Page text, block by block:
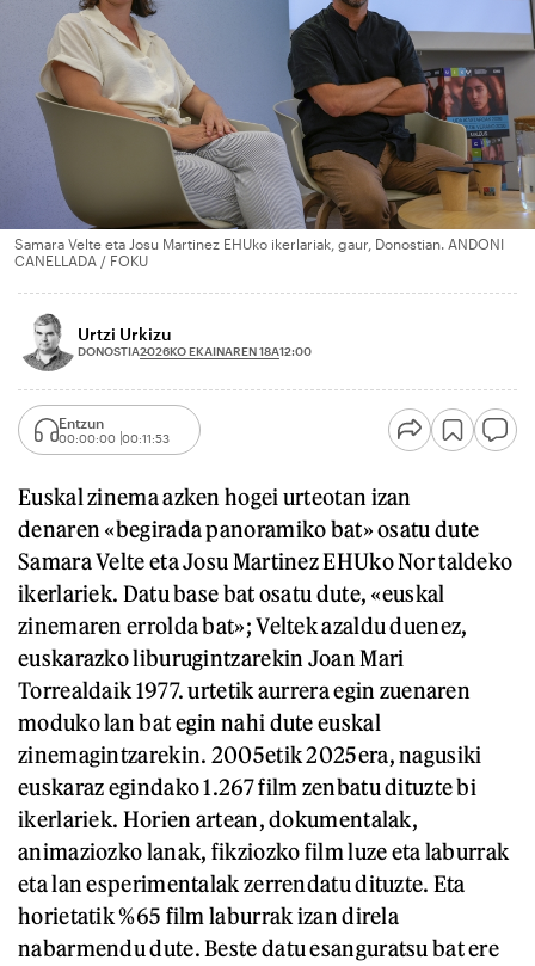
Samara Velte eta Josu Martinez EHUko ikerlariak, gaur, Donostian. ANDONI
CANELLADA / FOKU
Urtzi Urkizu
DONOSTIA2026KO EKAINAREN 18A12:00
Entzun
00:00:00 00:11:53
Euskal zinema azken hogei urteotan izan
denaren «begirada panoramiko bat» osatu dute
Samara Velte eta Josu Martinez EHUko Nor taldeko
ikerlariek. Datu base bat osatu dute, «euskal
zinemaren errolda bat»; Veltek azaldu duenez,
euskarazko liburugintzarekin Joan Mari
Torrealdaik 1977. urtetik aurrera egin zuenaren
moduko lan bat egin nahi dute euskal
zinemagintzarekin. 2005etik 2025era, nagusiki
euskaraz egindako 1.267 film zenbatu dituzte bi
ikerlariek. Horien artean, dokumentalak,
animaziozko lanak, fikziozko film luze eta laburrak
eta lan esperimentalak zerrendatu dituzte. Eta
horietatik %65 film laburrak izan direla
nabarmendu dute. Beste datu esanguratsu bat ere